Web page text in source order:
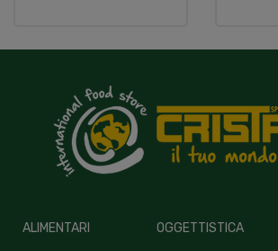
ALIMENTARI OGGETTISTICA